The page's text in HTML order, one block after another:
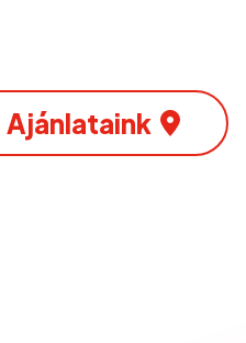
Ajánlataink